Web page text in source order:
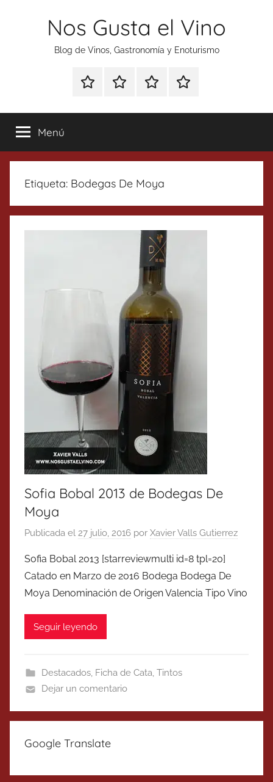
Nos Gusta el Vino
Blog de Vinos, Gastronomía y Enoturismo
Especial
Tonics
Enoturismo
Gastronomía
RankingContacto
Menú
Etiqueta: Bodegas De Moya
Sofia Bobal 2013 de Bodegas De
Moya
Publicada el 27 julio, 2016 por Xavier Valls Gutierrez
Sofia Bobal 2013 [starreviewmulti id=8 tpl=20]
Catado en Marzo de 2016 Bodega Bodega De
Moya Denominación de Origen Valencia Tipo Vino
Seguir leyendo
Destacados, Ficha de Cata, Tintos
Dejar un comentario
Google Translate